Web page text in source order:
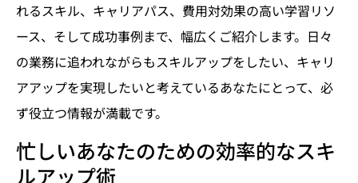
れるスキル、キャリアパス、費用対効果の高い学習リソ
ース、そして成功事例まで、幅広くご紹介します。日々
の業務に追われながらもスキルアップをしたい、キャリ
アアップを実現したいと考えているあなたにとって、必
ず役立つ情報が満載です。
忙しいあなたのための効率的なスキ
ルアップ術